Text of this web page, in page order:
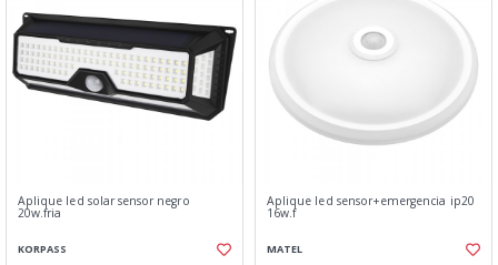
Aplique led solar sensor negro
20w.fria
KORPASS
Aplique led sensor+emergencia ip20
16w.f
MATEL